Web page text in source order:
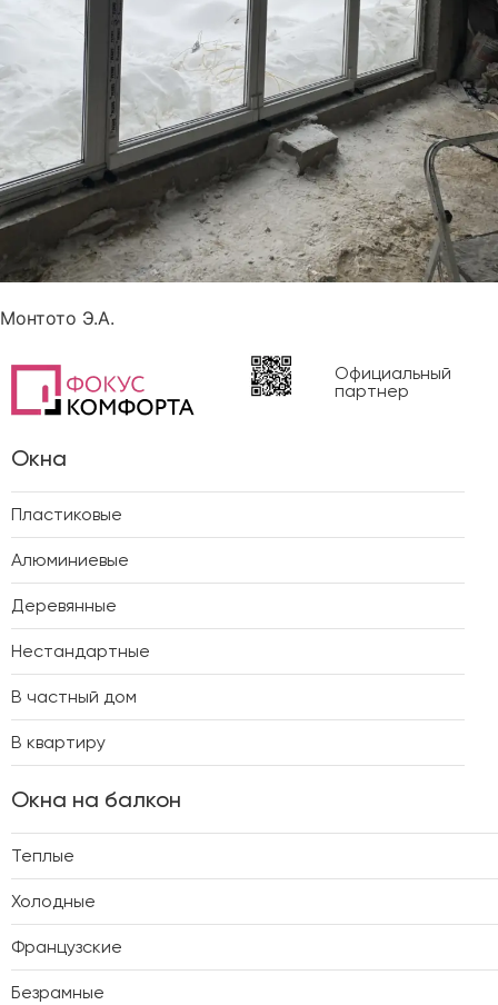
Монтото Э.А.
Официальный
партнер
Окна
Пластиковые
Алюминиевые
Деревянные
Нестандартные
В частный дом
В квартиру
Окна на балкон
Теплые
Холодные
Французские
Безрамные